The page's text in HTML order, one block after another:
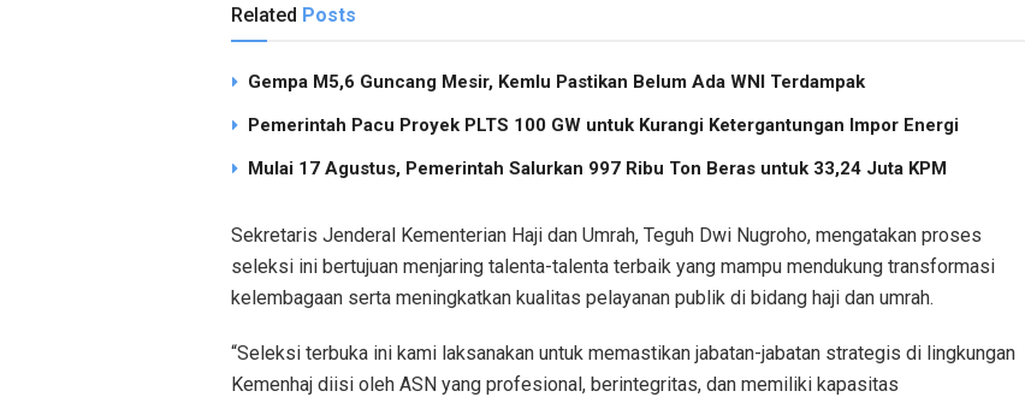
Related Posts
Gempa M5,6 Guncang Mesir, Kemlu Pastikan Belum Ada WNI Terdampak
Pemerintah Pacu Proyek PLTS 100 GW untuk Kurangi Ketergantungan Impor Energi
Mulai 17 Agustus, Pemerintah Salurkan 997 Ribu Ton Beras untuk 33,24 Juta KPM
Sekretaris Jenderal Kementerian Haji dan Umrah, Teguh Dwi Nugroho, mengatakan proses
seleksi ini bertujuan menjaring talenta-talenta terbaik yang mampu mendukung transformasi
kelembagaan serta meningkatkan kualitas pelayanan publik di bidang haji dan umrah.
“Seleksi terbuka ini kami laksanakan untuk memastikan jabatan-jabatan strategis di lingkungan
Kemenhaj diisi oleh ASN yang profesional, berintegritas, dan memiliki kapasitas